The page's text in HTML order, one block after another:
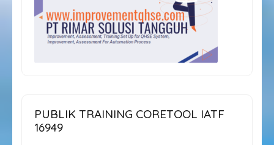
PUBLIK TRAINING CORETOOL IATF
16949